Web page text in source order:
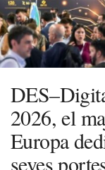
2026, el
Europa
seves